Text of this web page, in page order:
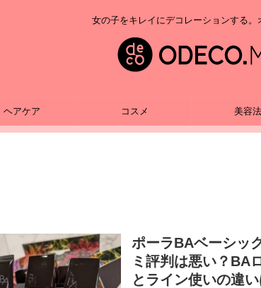
女の子をキレイにデコレーションする。
ヘアケア コスメ 美容法
ポーラBAベーシッ
ミ評判は悪い？BA
とライン使いの違い